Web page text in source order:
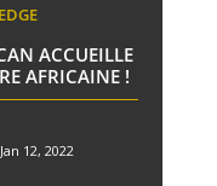
ACCUEILLE
AFRICAINE !
Jan 12, 2022